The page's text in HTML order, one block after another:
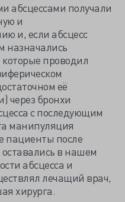
абсцессами получали
и
и, если абсцесс
назначались
проводил
её
через бронхи
с последующим
манипуляция
пациенты после
в нашем
абсцесса и
лечащий врач,
хирурга.